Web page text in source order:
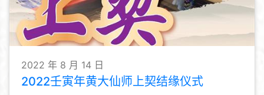
2022 年 8 月 14 日
2022壬寅年黄大仙师上契结缘仪式